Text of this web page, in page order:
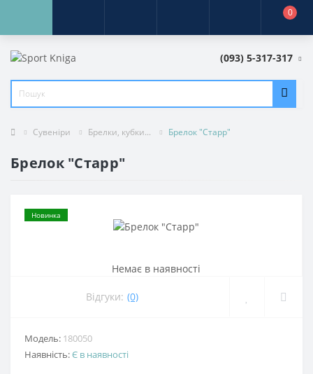
0
(093) 5-317-317
Сувеніри Брелки, кубки... Брелок "Старр"
Брелок "Старр"
Новинка
Немає в наявностi
Відгуки: (0)
Модель: 180050
Наявність:Є в наявності